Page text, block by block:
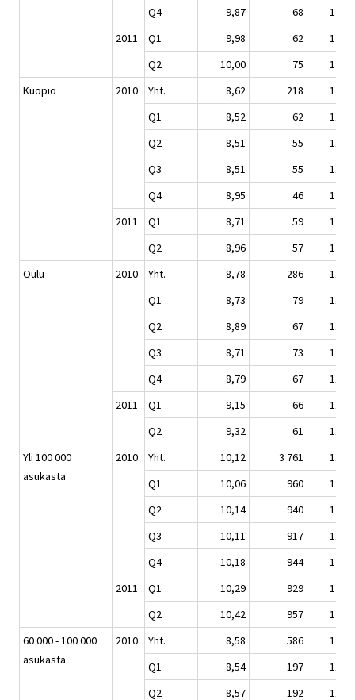
Q4
9,87 68
122,2
2011
Q1 9,98 62
123,6
Q2
10,00 75
123,8
Kuopio
2010 Yht. 8,62 218
118,5
Q1
8,52 62
117,1
Q2
8,51 55
117,0
Q3
8,51 55
116,9
Q4
8,95 46
123,0
2011
Q1 8,71 59
119,7
Q2
8,96 57
123,1
Oulu
2010 Yht. 8,78 286
111,4
Q1
8,73 79
110,8
Q2
8,89 67
112,8
Q3
8,71 73
110,5
Q4
8,79 67
111,6
2011
Q1 9,15 66
116,1
Q2
9,32 61
118,3
Yli 100 000
asukasta
2010 Yht. 10,12 3 761
119,7
Q1
10,06 960
118,9
Q2
10,14 940
119,9
Q3
10,11 917
119,5
Q4
10,18 944
120,4
2011
Q1 10,29 929
121,6
Q2
10,42 957
123,2
60 000 - 100 000
asukasta
2010 Yht. 8,58 586
116,2
Q1
8,54 197
115,7
Q2
8,57 192 116,1